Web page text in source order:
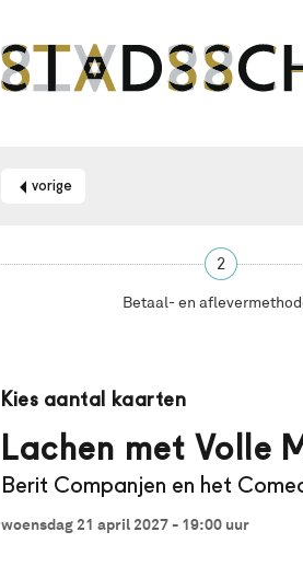
vorige
2
Betaal- en
je
van
een
schermlezer?
kun
Kies aantal kaarten
Lachen met Volle
Berit Companjen en het
woensdag 21 april 2027 - 19:00 uur